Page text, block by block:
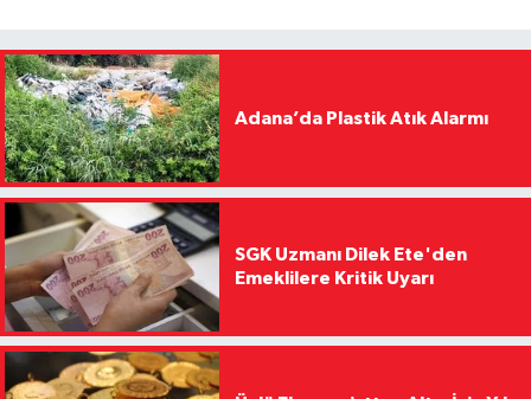
Adana’da Plastik Atık Alarmı
SGK Uzmanı Dilek Ete'den
Emeklilere Kritik Uyarı